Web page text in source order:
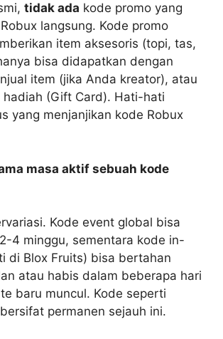
tidak ada kode promo yang
langsung. Kode promo
item aksesoris (topi, tas,
bisa didapatkan dengan
item (jika Anda kreator), atau
hadiah (Gift Card). Hati-hati
yang menjanjikan kode Robux
masa aktif sebuah kode
Kode event global bisa
4 minggu, sementara kode in-
di Blox Fruits) bisa bertahan
atau habis dalam beberapa hari
baru muncul. Kode seperti
bersifat permanen sejauh ini.